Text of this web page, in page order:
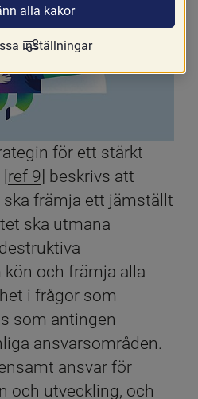
för ett stärkt
ref 9 ] beskrivs att
främja ett jämställt
ska utmana
och främja alla
i frågor som
som antingen
ansvarsområden.
ansvar för
och utveckling, och
alla kakor
inställningar